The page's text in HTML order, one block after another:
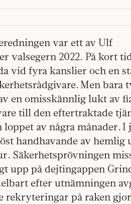
var ett av Ulf
valsegern 2022. På kort
vid fyra kanslier och en
Men bara
en omisskännlig lukt av
till den eftertraktade
av några månader. I
handhavande av hemlig
Säkerhetsprövningen
upp på dejtingappen
efter utnämningen
rekryteringar på raken